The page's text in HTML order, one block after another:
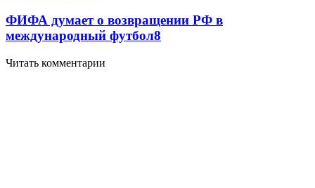
ФИФА думает о возвращении РФ в
международный футбол8
Читать комментарии